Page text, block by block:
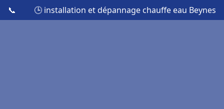
📞 🕒 installation et dépannage chauffe eau Beynes